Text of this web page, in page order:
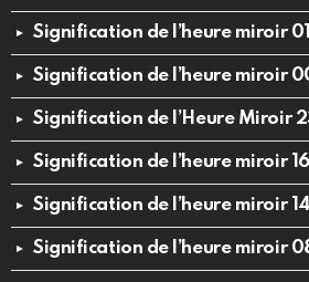
Signification de l’heure miroir
Signification de l’heure miroir
Signification de l’Heure Miroir
Signification de l’heure miroir
Signification de l’heure miroir
Signification de l’heure miroir